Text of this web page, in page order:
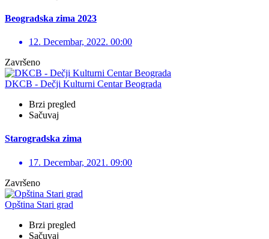
Beogradska zima 2023
12. Decembar, 2022. 00:00
Završeno
DKCB - Dečji Kulturni Centar Beograda
Brzi pregled
Sačuvaj
Starogradska zima
17. Decembar, 2021. 09:00
Završeno
Opština Stari grad
Brzi pregled
Sačuvaj